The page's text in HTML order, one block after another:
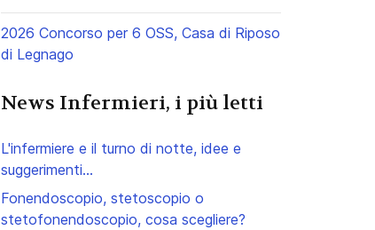
2026 Concorso per 6 OSS, Casa di Riposo
di Legnago
News Infermieri, i più letti
L'infermiere e il turno di notte, idee e
suggerimenti...
Fonendoscopio, stetoscopio o
stetofonendoscopio, cosa scegliere?